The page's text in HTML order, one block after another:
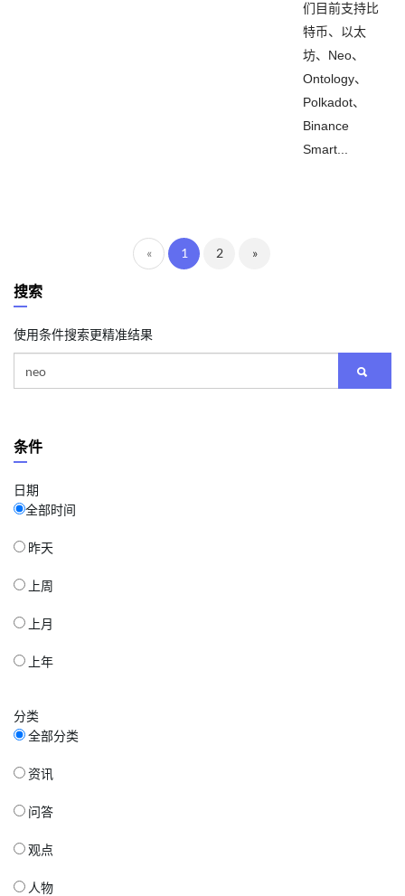
们目前支持比
特币、以太
坊、Neo、
Ontology、
Polkadot、
Binance
Smart...
« 1 2 »
搜索
使用条件搜索更精准结果
条件
日期
全部时间
昨天
上周
上月
上年
分类
全部分类
资讯
问答
观点
人物